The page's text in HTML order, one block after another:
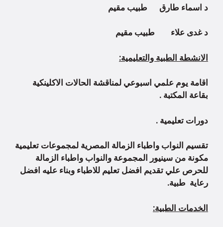
د اسماء طارق طبيب مقيم
د غدى علاء طبيب مقيم
الانشطة الطبية والتعليمية:
اقامة يوم علمي اسبوعي لمناقشة الحالات الاكلينكية
بقاعة المكتبة .
دورات تعليمية .
تقسيم النواب واطباء الزمالة المصرية لمجموعات تعليمية
مكونة من سينيور المجموعة والنواب واطباء الزمالة
للحرص علي تقديم افضل تعليم للاطباء وبناء عليه افضل
رعاية طبية.
الخدمات الطبية: